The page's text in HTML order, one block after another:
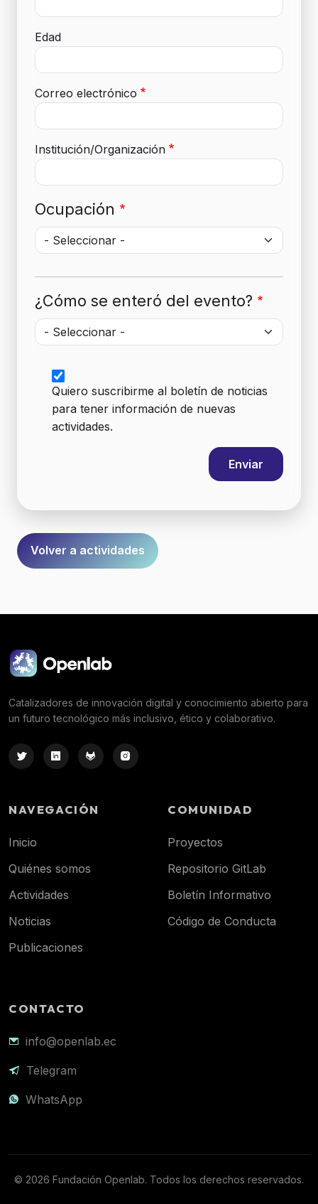
Edad
Correo electrónico
Institución/Organización
Ocupación
Ocupación
¿Cómo se enteró del evento?
¿Cómo se enteró del evento?
Quiero suscribirme al boletín de noticias
para tener información de nuevas
actividades.
Volver a actividades
Catalizadores de innovación digital y conocimiento abierto para
un futuro tecnológico más inclusivo, ético y colaborativo.
NAVEGACIÓN
Inicio
Quiénes somos
Actividades
Noticias
Publicaciones
COMUNIDAD
Proyectos
Repositorio GitLab
Boletín Informativo
Código de Conducta
CONTACTO
info@openlab.ec
Telegram
WhatsApp
© 2026 Fundación Openlab. Todos los derechos reservados.